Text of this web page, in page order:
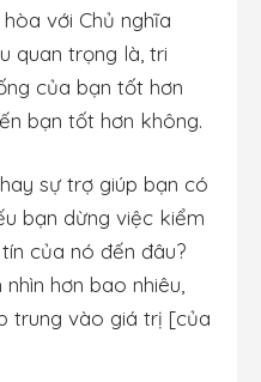
với Chủ nghĩa
quan trọng là, tri
của bạn tốt hơn
bạn tốt hơn không.
sự trợ giúp bạn có
bạn dừng việc kiểm
của nó đến đâu?
hơn bao nhiêu,
trung vào giá trị [của